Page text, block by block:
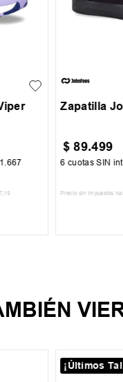
667
,19
Zapatilla
$ 89.499
6 cuotas SIN
Precio sin impuestos
¡Últimos